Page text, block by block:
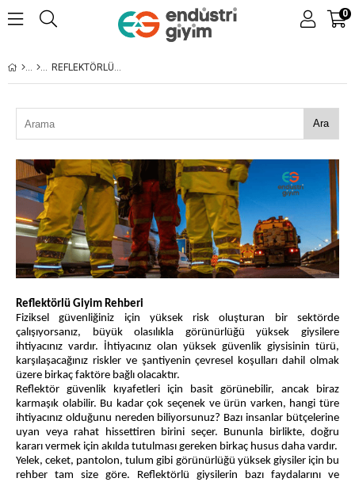
0
REFLEKTÖRLÜ GIYIM REHBERI
Ara
Reflektörlü Giyim Rehberi
Fiziksel güvenliğiniz için yüksek risk oluşturan bir sektörde
çalışıyorsanız, büyük olasılıkla görünürlüğü yüksek giysilere
ihtiyacınız vardır. İhtiyacınız olan yüksek güvenlik giysisinin türü,
karşılaşacağınız riskler ve şantiyenin çevresel koşulları dahil olmak
üzere birkaç faktöre bağlı olacaktır.
Reflektör güvenlik kıyafetleri için basit görünebilir, ancak biraz
karmaşık olabilir. Bu kadar çok seçenek ve ürün varken, hangi türe
ihtiyacınız olduğunu nereden biliyorsunuz? Bazı insanlar bütçelerine
uyan veya rahat hissettiren birini seçer. Bununla birlikte, doğru
kararı vermek için akılda tutulması gereken birkaç husus daha vardır.
Yelek, ceket, pantolon, tulum gibi görünürlüğü yüksek giysiler için bu
rehber tam size göre. Reflektörlü giysilerin bazı faydalarını ve